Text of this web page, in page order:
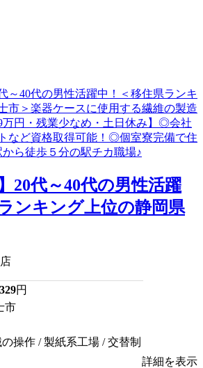
20代～40代の男性活躍
ンキング上位の静岡県
円
市
操作 / 製紙系工場 / 交替制
詳細を表示